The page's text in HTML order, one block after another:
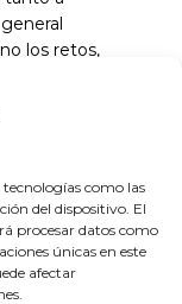
como las
del dispositivo. El
procesar datos como
únicas en este
afectar
los retos,
de las
en el